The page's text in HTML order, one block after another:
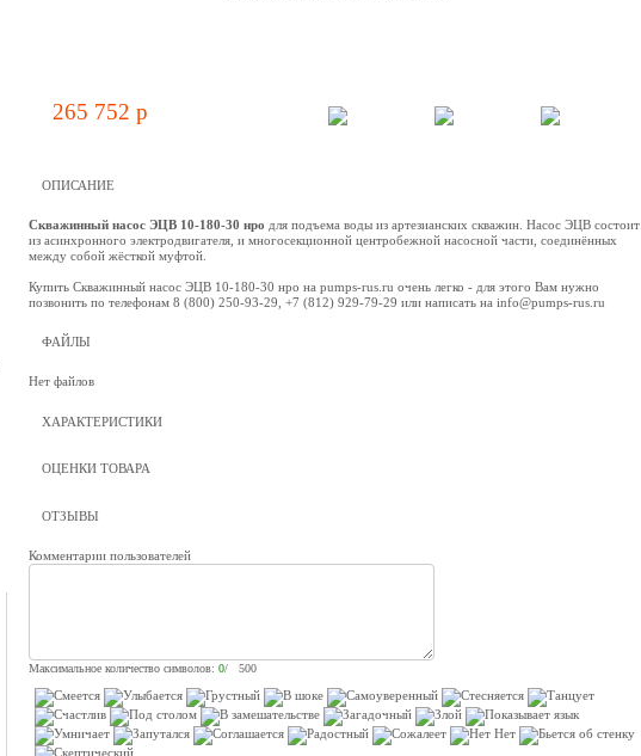
265 752 p
ОПИСАНИЕ
Скважинный насос ЭЦВ 10-180-30 нро для подъема воды из артезианских скважин. Насос ЭЦВ состоит
из асинхронного электродвигателя, и многосекционной центробежной наcосной части, соединённых
между собой жёсткой муфтой.
Купить Скважинный насос ЭЦВ 10-180-30 нро на pumps-rus.ru очень легко - для этого Вам нужно
позвонить по телефонам 8 (800) 250-93-29, +7 (812) 929-79-29 или написать на info@pumps-rus.ru
ФАЙЛЫ
Нет файлов
ХАРАКТЕРИСТИКИ
ОЦЕНКИ ТОВАРА
ОТЗЫВЫ
Комментарии пользователей
Максимальное количество символов: 0/ 500